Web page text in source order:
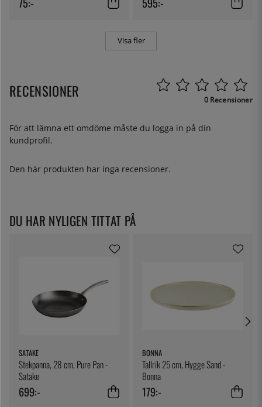
Visa fler
RECENSIONER 0 Recensioner
För att lämna ett omdöme måste du logga in på din
kundprofil.
Den här produkten har inga recensioner.
DU HAR NYLIGEN TITTAT PÅ
SATAKE
Stekpanna, 28 cm, Pure Pan -
Satake
699:-
BONNA
Tallrik 25 cm, Hygge Sand -
Bonna
179:-